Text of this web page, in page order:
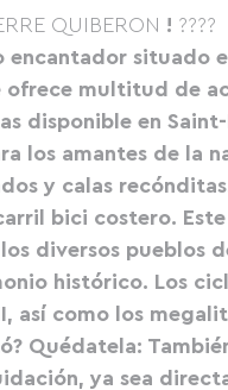
QUIBERON ! ????
situado
multitud de
disponible en
los amantes de la
y calas
bici costero.
diversos pueblos
histórico. Los
así como los
Quédatela:
ya sea